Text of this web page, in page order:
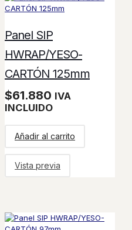
Panel SIP
HWRAP/YESO-
CARTÓN 125mm
$61.880 IVA
INCLUIDO
Añadir al carrito
Vista previa